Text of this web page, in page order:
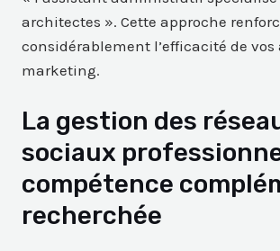
architectes ». Cette approche
considérablement l’efficacité de vos
marketing.
La gestion des
sociaux
compétence
recherchée